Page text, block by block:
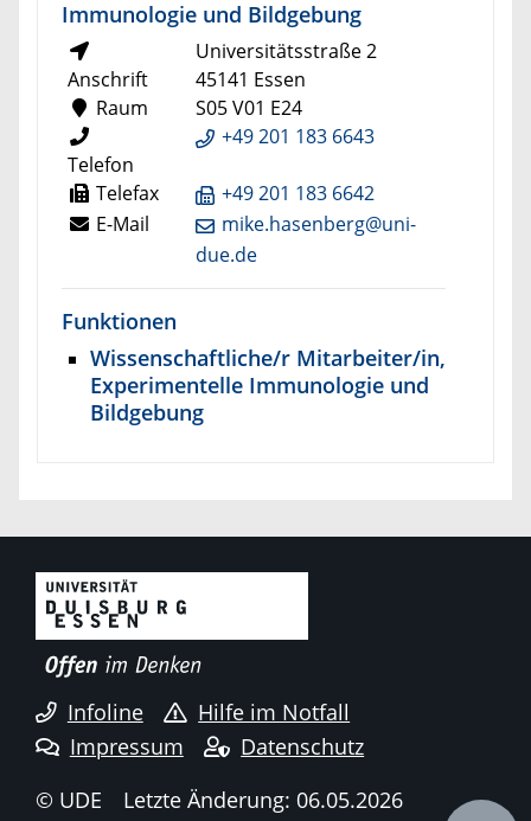
Immunologie und Bildgebung
Anschrift
Universitätsstraße 2
45141 Essen
Raum
S05 V01 E24
Telefon
+49 201 183 6643
Telefax
+49 201 183 6642
E-Mail
mike.hasenberg@uni-
due.de
Funktionen
Wissenschaftliche/r Mitarbeiter/in,
Experimentelle Immunologie und
Bildgebung
Infoline
Hilfe im Notfall
Impressum
Datenschutz
© UDE
Letzte Änderung: 06.05.2026